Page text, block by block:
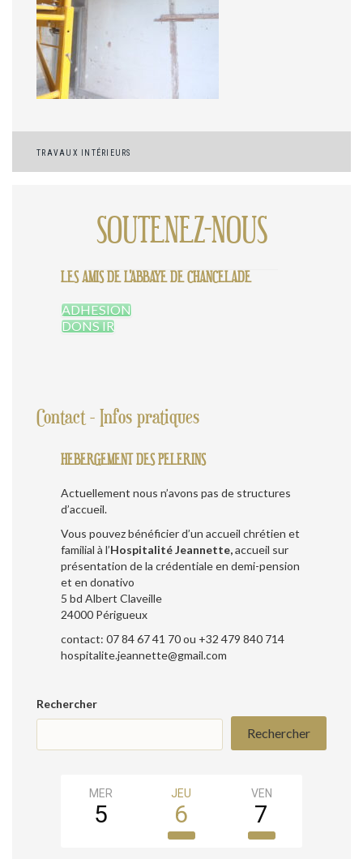
Navigation
l’article
TRAVAUX INTÉRIEURS
SOUTENEZ-NOUS
LES AMIS DE L'ABBAYE DE CHANCELADE
ADHESION
DONS IR
Contact - Infos pratiques
HEBERGEMENT DES PELERINS
Actuellement nous n’avons pas de structures
d’accueil.
Vous pouvez bénéficier d’un accueil chrétien et
familial à l’Hospitalité Jeannette,accueil sur
présentation de la crédentiale en demi-pension
et en donativo
5 bd Albert Claveille
24000 Périgueux
contact: 07 84 67 41 70 ou +32 479 840 714
hospitalite.jeannette@gmail.com
Rechercher
Rechercher
MER
5
JEU
6
VEN
7